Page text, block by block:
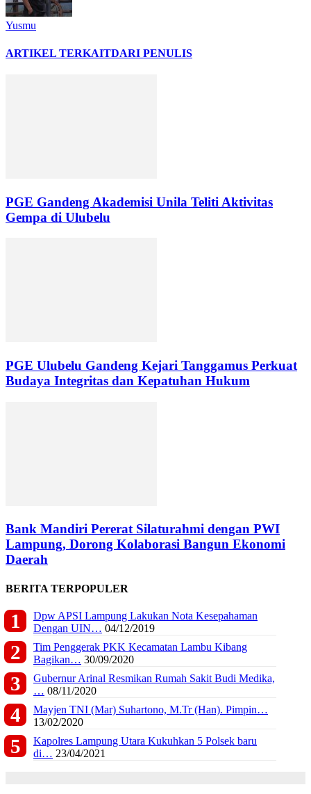
Yusmu
ARTIKEL TERKAITDARI PENULIS
PGE Gandeng Akademisi Unila Teliti Aktivitas
Gempa di Ulubelu
PGE Ulubelu Gandeng Kejari Tanggamus Perkuat
Budaya Integritas dan Kepatuhan Hukum
Bank Mandiri Pererat Silaturahmi dengan PWI
Lampung, Dorong Kolaborasi Bangun Ekonomi
Daerah
BERITA TERPOPULER
Dpw APSI Lampung Lakukan Nota Kesepahaman
Dengan UIN… 04/12/2019
Tim Penggerak PKK Kecamatan Lambu Kibang
Bagikan… 30/09/2020
Gubernur Arinal Resmikan Rumah Sakit Budi Medika,
… 08/11/2020
Mayjen TNI (Mar) Suhartono, M.Tr (Han). Pimpin…
13/02/2020
Kapolres Lampung Utara Kukuhkan 5 Polsek baru
di… 23/04/2021